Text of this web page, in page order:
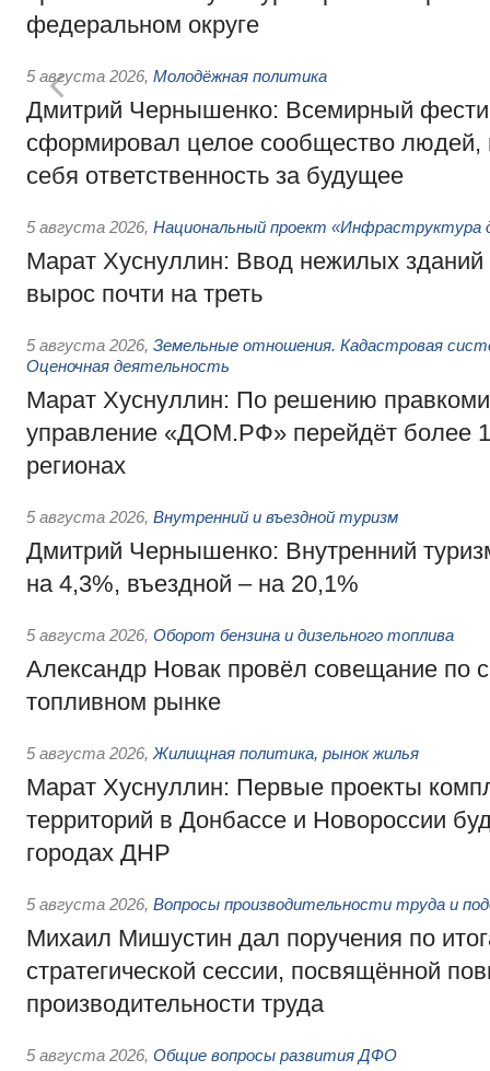
федеральном округе
5 августа 2026, Молодёжная политика
Дмитрий Чернышенко: Всемирный
сформировал целое сообщество людей,
себя ответственность за будущее
5 августа 2026, Национальный проект «Инфраструктура
Марат Хуснуллин: Ввод нежилых зданий
вырос почти на треть
5 августа 2026, Земельные отношения. Кадастровая
Оценочная деятельность
Марат Хуснуллин: По решению
управление «ДОМ.РФ» перейдёт более
регионах
5 августа 2026, Внутренний и въездной туризм
Дмитрий Чернышенко: Внутренний
на 4,3%, въездной – на 20,1%
5 августа 2026, Оборот бензина и дизельного топлива
Александр Новак провёл совещание по
топливном рынке
5 августа 2026, Жилищная политика, рынок жилья
Марат Хуснуллин: Первые проекты
территорий в Донбассе и Новороссии
городах ДНР
5 августа 2026, Вопросы производительности труда и
Михаил Мишустин дал поручения по
стратегической сессии, посвящённой
производительности труда
5 августа 2026, Общие вопросы развития ДФО